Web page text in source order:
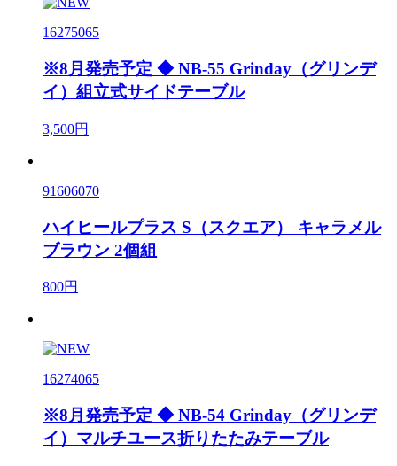
16275065
※8月発売予定 ◆ NB-55 Grinday（グリンデ
イ）組立式サイドテーブル
3,500円
91606070
ハイヒールプラス S（スクエア） キャラメル
ブラウン 2個組
800円
16274065
※8月発売予定 ◆ NB-54 Grinday（グリンデ
イ）マルチユース折りたたみテーブル